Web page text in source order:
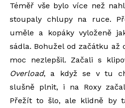
Téměř vše bylo více než
stoupaly chlupy na ruce.
uměle a kopáky vyloženě
sádla. Bohužel od začátku až
moc nezlepšil. Začali s
Overload, a když se v tu
slušně plnit, i na Roxy
Přežít to šlo, ale klidně by